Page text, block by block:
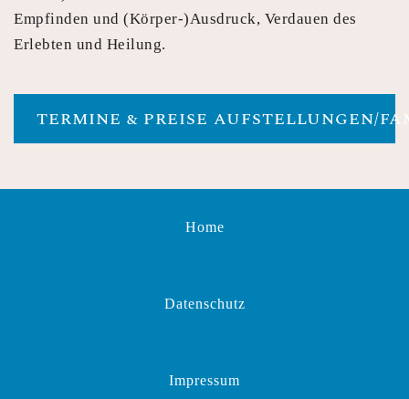
Empfinden und (Körper-)Ausdruck, Verdauen des
Erlebten und Heilung.
TERMINE & PREISE AUFSTELLUNGEN/
Home
Datenschutz
Impressum